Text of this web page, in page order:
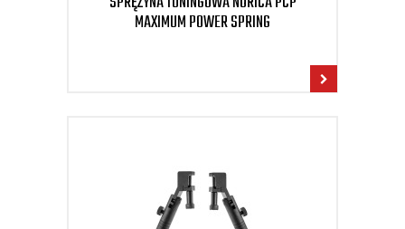
MAXIMUM POWER SPRING